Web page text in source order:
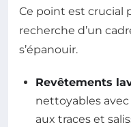
Ce point est crucial
recherche d’un
s’épanouir.
Revêtements
nettoyables
aux traces et